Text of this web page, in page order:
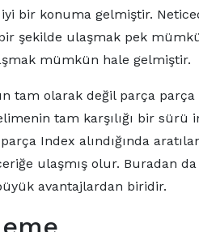
bir konuma gelmiştir.
bir şekilde ulaşmak pek
mümkün hale gelmiştir.
tam olarak değil parça
tam karşılığı bir
Index alındığında
ulaşmış olur. Buradan
büyük avantajlardan biridir.